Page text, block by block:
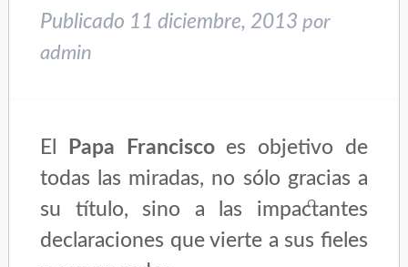
Publicado 11 diciembre, 2013 por
admin
El Papa Francisco es objetivo de
todas las miradas, no sólo gracias a
su título, sino a las impactantes
declaraciones que vierte a sus fieles